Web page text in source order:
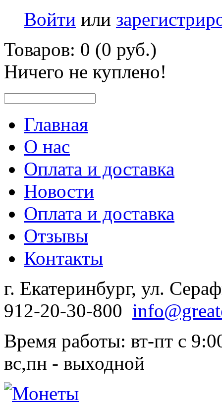
Войти или
Товаров: 0 (0 руб.)
Ничего не куплено!
Главная
О нас
Оплата и доставка
Новости
Оплата и доставка
Отзывы
Контакты
г. Екатеринбург, ул.
912-20-30-800
Время работы: вт-пт с
вс,пн - выходной